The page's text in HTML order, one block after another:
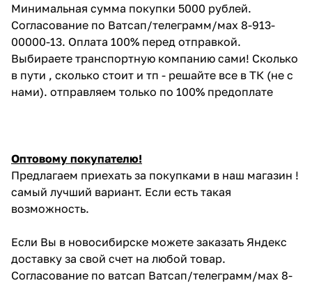
Минимальная сумма покупки 5000 рублей.
Согласование по Ватсап/телеграмм/мах 8-913-
00000-13. Оплата 100% перед отправкой.
Выбираете транспортную компанию сами! Сколько
в пути , сколько стоит и тп - решайте все в ТК (не с
нами). отправляем только по 100% предоплате
Оптовому покупателю!
Предлагаем приехать за покупками в наш магазин !
самый лучший вариант. Если есть такая
возможность.
Если Вы в новосибирске можете заказать Яндекс
доставку за свой счет на любой товар.
Согласование по ватсап Ватсап/телеграмм/мах 8-